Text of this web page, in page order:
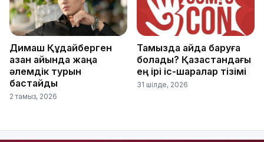
Димаш Құдайберген
қазан айында жаңа
әлемдік турын
бастайды
2 тамыз, 2026
Тамызда қайда баруға
болады? Қазақстандағы
ең ірі іс-шаралар тізімі
31 шілде, 2026